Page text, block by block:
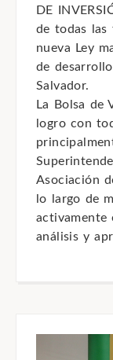
DE
de todas las
nueva Ley
de
Salvador.
La Bolsa de
logro con
Asociación
lo largo de
activamente
análisis y